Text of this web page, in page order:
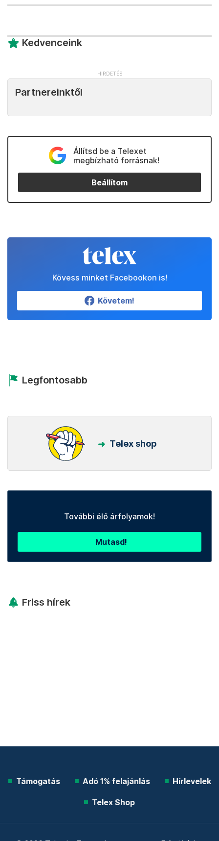
Kedvenceink
Partnereinktől
Állítsd be a Telexet
megbízható forrásnak!
Beállítom
Kövess minket Facebookon is!
Követem!
Legfontosabb
Telex shop
További élő árfolyamok!
Mutasd!
Friss hírek
Támogatás Adó 1% felajánlás Hírlevelek
Telex Shop